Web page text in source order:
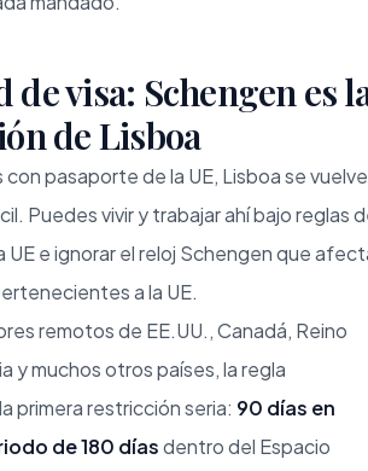
de visa: Schengen es
de Lisboa
con pasaporte de la UE, Lisboa se vuelve
Puedes vivir y trabajar ahí bajo reglas
UE e ignorar el reloj Schengen que
a la UE.
remotos de EE.UU., Canadá, Reino
y muchos otros países, la regla
primera restricción seria: 90 días en
de 180 díasdentro del Espacio